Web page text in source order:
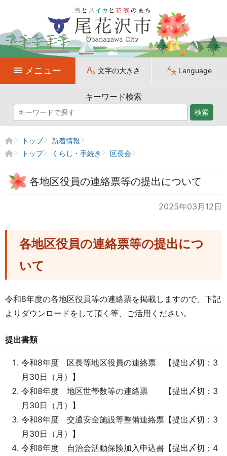
メニュー 文字の大きさ Language
キーワード検索
検索
トップ
新着情報
トップ
くらし・手続き 区長会
各地区役員の連絡票等の提出について
2025年03月12日
各地区役員の連絡票等の提出につ
いて
令和8年度の各地区役員等の連絡票を掲載しますので、下記
よりダウンロードをして頂く等、ご活用ください。
提出書類
令和8年度 区長等地区役員の連絡票 【提出〆切：3
月30日（月）】
令和8年度 地区世帯数等の連絡票 【提出〆切：3
月30日（月）】
令和8年度 交通安全施設等整備連絡票【提出〆切：3
月30日（月）】
令和8年度 自治会活動保険加入申込書【提出〆切：4